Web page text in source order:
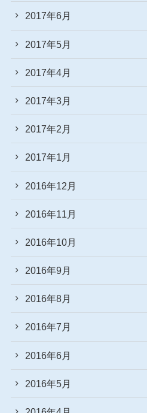
2017年6月
2017年5月
2017年4月
2017年3月
2017年2月
2017年1月
2016年12月
2016年11月
2016年10月
2016年9月
2016年8月
2016年7月
2016年6月
2016年5月